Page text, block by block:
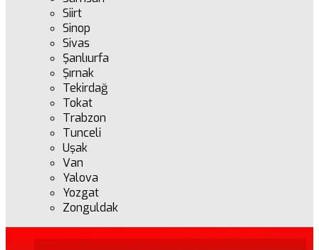
Siirt
Sinop
Sivas
Şanlıurfa
Şırnak
Tekirdağ
Tokat
Trabzon
Tunceli
Uşak
Van
Yalova
Yozgat
Zonguldak